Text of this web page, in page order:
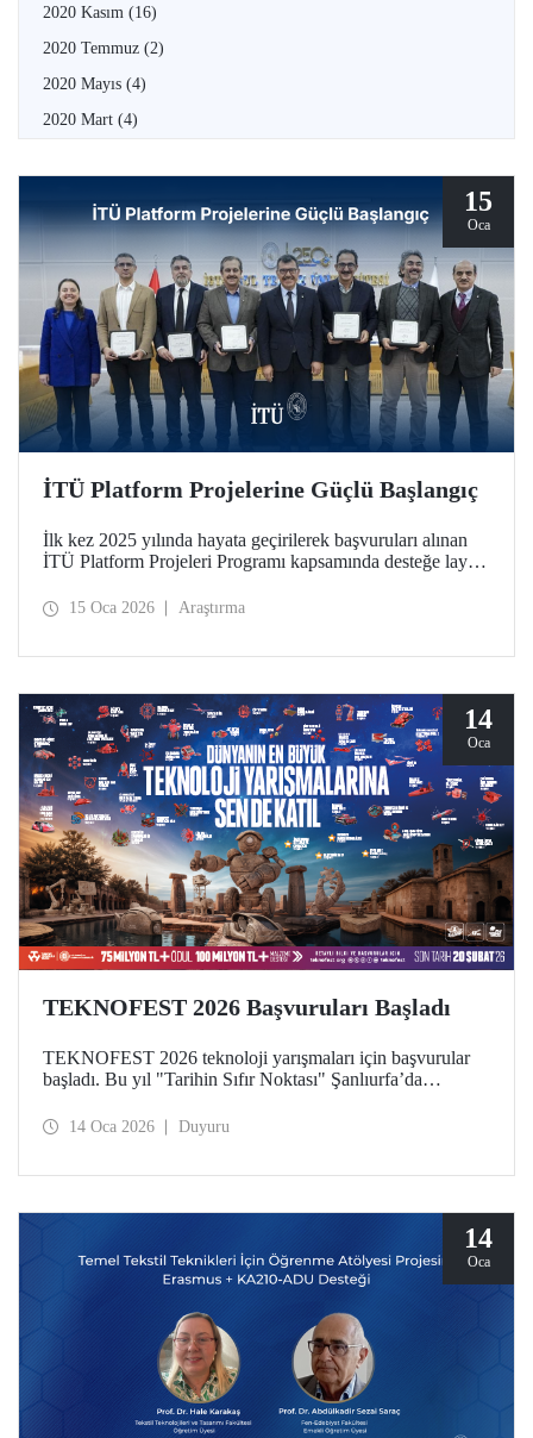
2020 Kasım (16)
2020 Temmuz (2)
2020 Mayıs (4)
2020 Mart (4)
15
Oca
İTÜ Platform Projelerine Güçlü Başlangıç
İlk kez 2025 yılında hayata geçirilerek başvuruları alınan
İTÜ Platform Projeleri Programı kapsamında desteğe layık
Yerleşkemizde düzenlenen imza töreniyle resmen başladı.
15 Oca 2026 Araştırma
14
Oca
TEKNOFEST 2026 Başvuruları Başladı
TEKNOFEST 2026 teknoloji yarışmaları için başvurular
başladı. Bu yıl "Tarihin Sıfır Noktası" Şanlıurfa’da
Şubat! Katılımın ücretsiz olduğu TEKNOFEST Teknoloji
14 Oca 2026 Duyuru
14
Oca